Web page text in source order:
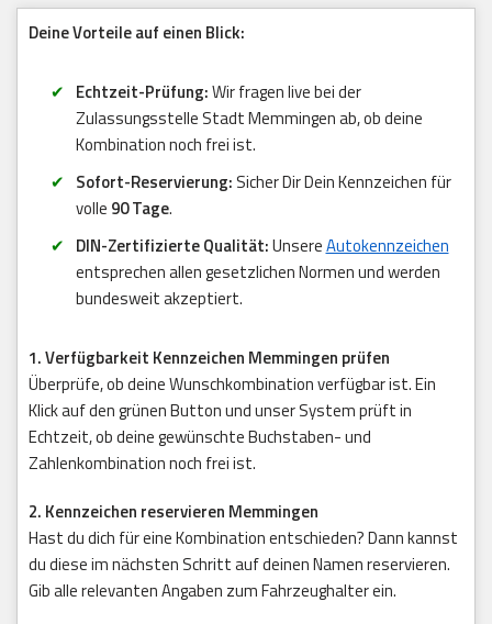
Deine Vorteile auf einen Blick:
Echtzeit-Prüfung:Wir fragen live bei der
Zulassungsstelle Stadt Memmingen ab, ob deine
Kombination noch frei ist.
Sofort-Reservierung: Sicher Dir Dein Kennzeichen für
volle 90 Tage.
DIN-Zertifizierte Qualität:UnsereAutokennzeichen
entsprechen allen gesetzlichen Normen und werden
bundesweit akzeptiert.
1. Verfügbarkeit Kennzeichen Memmingen prüfen
Überprüfe, ob deine Wunschkombination verfügbar ist. Ein
Klick auf den grünen Button und unser System prüft in
Echtzeit, ob deine gewünschte Buchstaben- und
Zahlenkombination noch frei ist.
2. Kennzeichen reservieren Memmingen
Hast du dich für eine Kombination entschieden? Dann kannst
du diese im nächsten Schritt auf deinen Namen reservieren.
Gib alle relevanten Angaben zum Fahrzeughalter ein.